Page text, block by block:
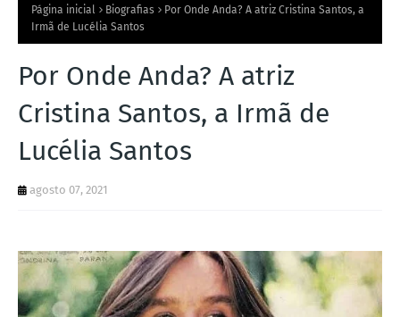
TI
M
A
O
A
S
Página inicial Biografias
Por Onde Anda? A atriz Cristina Santos, a
Irmã de Lucélia Santos
Por Onde Anda? A atriz
Cristina Santos, a Irmã de
Lucélia Santos
agosto 07, 2021